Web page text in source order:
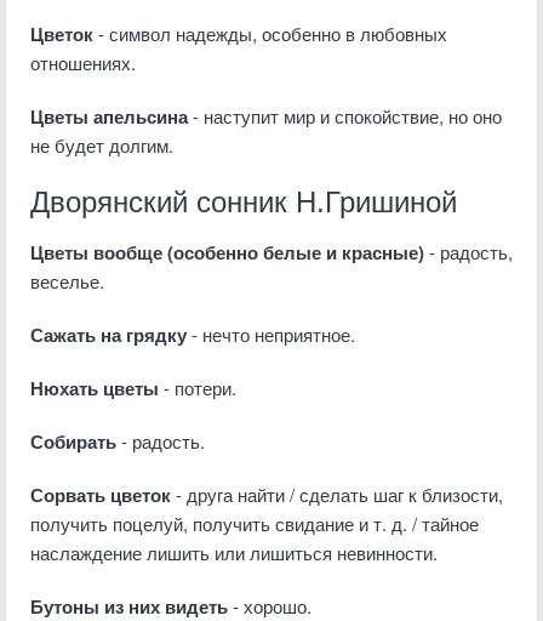
Цветок- символ надежды, особенно в любовных
отношениях.
Цветы апельсина- наступит мир и спокойствие, но оно
не будет долгим.
Дворянский сонник Н.Гришиной
Цветы вообще (особенно белые и красные)- радость,
веселье.
Сажать на грядку- нечто неприятное.
Нюхать цветы - потери.
Собирать- радость.
Сорвать цветок- друга найти / сделать шаг к близости,
получить поцелуй, получить свидание и т. д. / тайное
наслаждение лишить или лишиться невинности.
Бутоны из них видеть- хорошо.